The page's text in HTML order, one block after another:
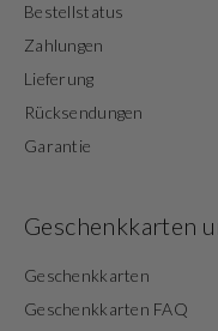
Bestellstatus
Zahlungen
Lieferung
Rücksendungen
Garantie
Geschenkkarten
Geschenkkarten
Geschenkkarten FAQ